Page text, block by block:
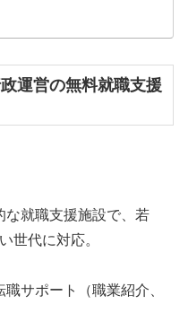
運営の無料就職支援
な就職支援施設で、若
世代に対応。
サポート（職業紹介、